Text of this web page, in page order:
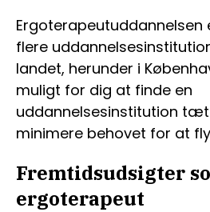
flere
landet, herunder i
muligt for dig at finde en
uddannelsesinstitution
minimere behovet for at
Fremtidsudsigter
ergoterapeut